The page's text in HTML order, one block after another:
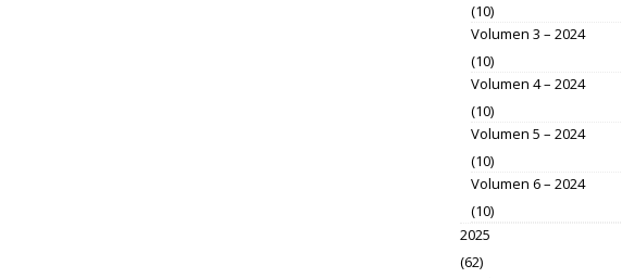
(10)
Volumen 3 – 2024
(10)
Volumen 4 – 2024
(10)
Volumen 5 – 2024
(10)
Volumen 6 – 2024
(10)
2025
(62)